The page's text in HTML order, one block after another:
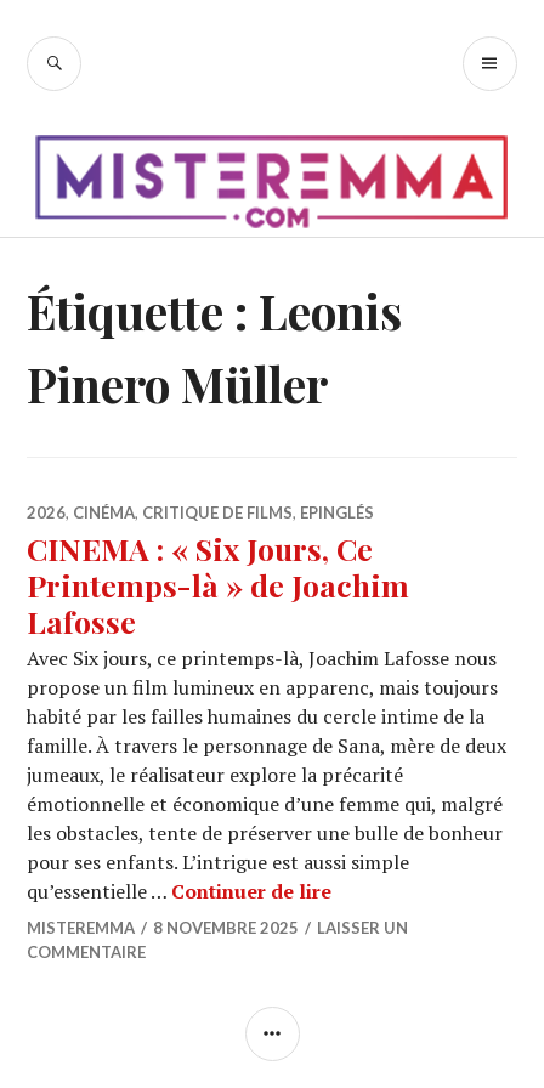
contenu
RECHERCHE
Étiquette : Leonis
Pinero Müller
2026, CINÉMA, CRITIQUE DE FILMS, EPINGLÉS
CINEMA : « Six Jours, Ce
Printemps-là » de Joachim
Lafosse
Avec Six jours, ce printemps-là, Joachim Lafosse nous
propose un film lumineux en apparenc, mais toujours
habité par les failles humaines du cercle intime de la
famille. À travers le personnage de Sana, mère de deux
jumeaux, le réalisateur explore la précarité
émotionnelle et économique d’une femme qui, malgré
les obstacles, tente de préserver une bulle de bonheur
pour ses enfants. L’intrigue est aussi simple
qu’essentielle … Continuer de lireCINEMA : « Six Jours,
MISTEREMMA 8 NOVEMBRE 2025
LAISSER UN
COMMENTAIRE
COLONNE